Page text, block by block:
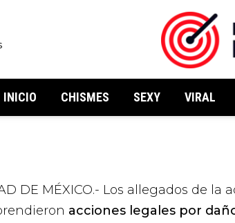
INICIO CHISMES SEXY VIRAL
DE MÉXICO.- Los allegados de la
acciones legales por